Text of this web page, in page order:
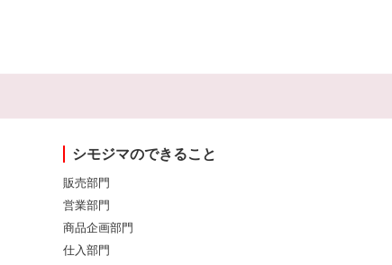
シモジマのできること
販売部門
営業部門
商品企画部門
仕入部門